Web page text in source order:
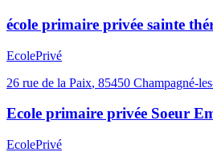
école primaire privée sainte
EcolePrivé
26 rue de la Paix, 85450 Champagné-
Ecole primaire privée Soeur
EcolePrivé